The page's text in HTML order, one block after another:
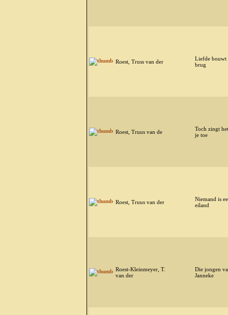
Roest, Truss van der
Liefde bouwt
brug
Roest, Truus van de
Toch zingt
je toe
Roest, Truus van der
Niemand is
eiland
Roest-Kleinmeyer, T.
van der
Die jongen
Janneke